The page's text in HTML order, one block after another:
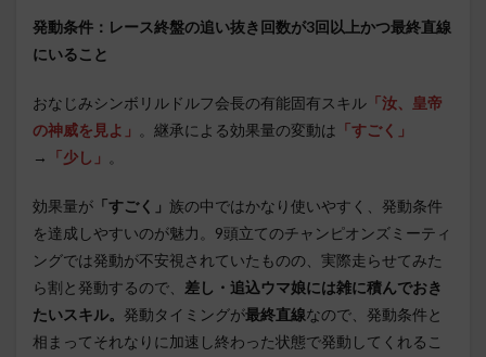
発動条件：レース終盤の追い抜き回数が3回以上かつ最終直線
にいること
おなじみシンボリルドルフ会長の有能固有スキル 「汝、皇帝
の神威を見よ」 。継承による効果量の変動は 「すごく」
→
「少し」 。
効果量が 「すごく」 族の中ではかなり使いやすく、発動条件
を達成しやすいのが魅力。9頭立てのチャンピオンズミーティ
ングでは発動が不安視されていたものの、実際走らせてみた
ら割と発動するので、 差し・追込ウマ娘には雑に積んでおき
たいスキル。 発動タイミングが最終直線なので、発動条件と
相まってそれなりに加速し終わった状態で発動してくれるこ